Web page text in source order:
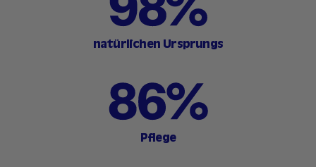
natürlichen Ursprungs
Pflege